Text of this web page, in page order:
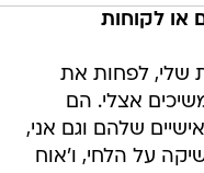
או לקוחות
שלי, לפחות את
אצלי. הם
שלהם וגם אני,
על הלחי, ו'אוח